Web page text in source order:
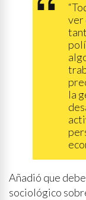
ver
la
Añadió que
sociológico